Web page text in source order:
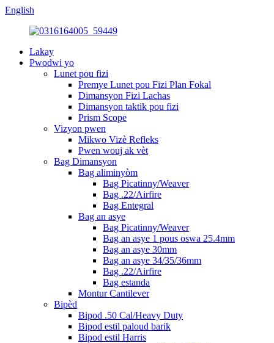
English
Lakay
Pwodwi yo
Lunet pou fizi
Premye Lunet pou Fizi Plan Fokal
Dimansyon Fizi Lachas
Dimansyon taktik pou fizi
Prism Scope
Vizyon pwen
Mikwo Vizè Refleks
Pwen wouj ak vèt
Bag Dimansyon
Bag aliminyòm
Bag Picatinny/Weaver
Bag .22/Airfire
Bag Entegral
Bag an asye
Bag Picatinny/Weaver
Bag an asye 1 pous oswa 25.4mm
Bag an asye 30mm
Bag an asye 34/35/36mm
Bag .22/Airfire
Bag estanda
Montur Cantilever
Bipèd
Bipod .50 Cal/Heavy Duty
Bipod estil paloud barik
Bipod estil Harris